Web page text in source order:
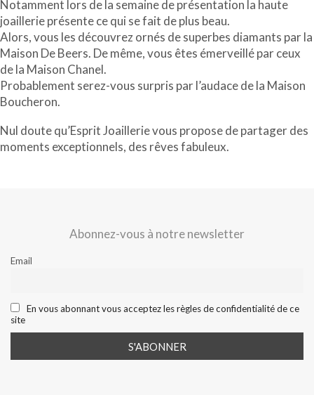
Notamment lors de la semaine de présentation la haute
joaillerie présente ce qui se fait de plus beau.
Alors, vous les découvrez ornés de superbes diamants par la
Maison De Beers. De même, vous êtes émerveillé par ceux
de la Maison Chanel.
Probablement serez-vous surpris par l’audace de la Maison
Boucheron.
Nul doute qu’Esprit Joaillerie vous propose de partager des
moments exceptionnels, des rêves fabuleux.
Abonnez-vous à notre newsletter
Email
En vous abonnant vous acceptez les règles de confidentialité de ce
site